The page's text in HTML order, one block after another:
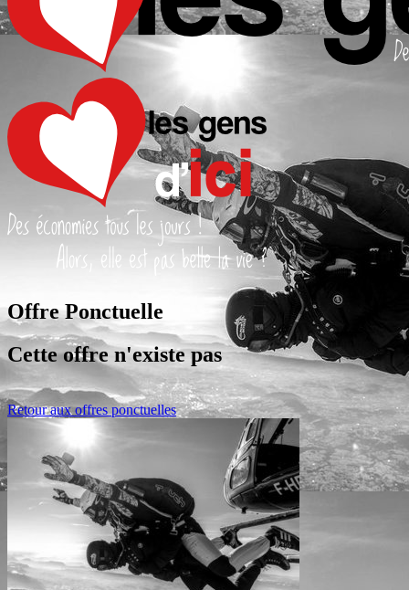
Offre Ponctuelle
Cette offre n'existe pas
Retour aux offres ponctuelles